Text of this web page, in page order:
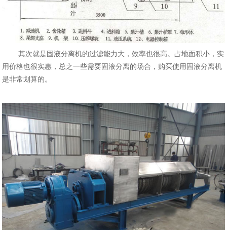
其次就是固液分离机的过滤能力大，效率也很高。占地面积小，实
用价格也很实惠，总之一些需要固液分离的场合，购买使用固液分离机
是非常划算的。